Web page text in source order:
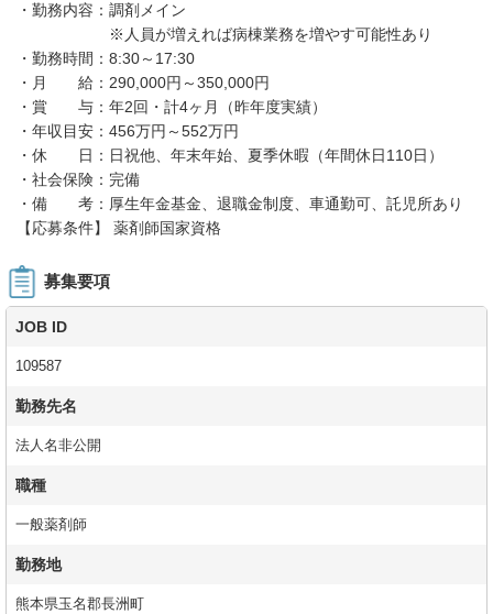
・勤務内容：調剤メイン
※人員が増えれば病棟業務を増やす可能性あり
・勤務時間：8:30～17:30
・月 給：290,000円～350,000円
・賞 与：年2回・計4ヶ月（昨年度実績）
・年収目安：456万円～552万円
・休 日：日祝他、年末年始、夏季休暇（年間休日110日）
・社会保険：完備
・備 考：厚生年金基金、退職金制度、車通勤可、託児所あり
【応募条件】 薬剤師国家資格
募集要項
JOB ID
109587
勤務先名
法人名非公開
職種
一般薬剤師
勤務地
熊本県玉名郡長洲町